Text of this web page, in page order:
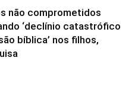
não comprometidos
‘declínio catastrófico
bíblica’ nos filhos,